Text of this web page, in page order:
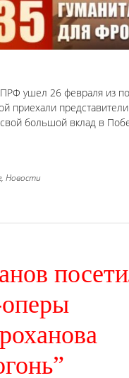
ушел 26 февраля из
приехали
большой вклад в
Новости